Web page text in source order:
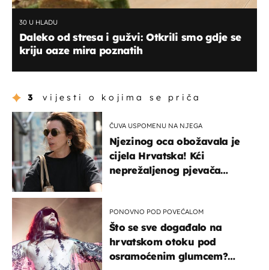
30 U HLADU
Daleko od stresa i gužvi: Otkrili smo gdje se
kriju oaze mira poznatih
3 vijesti o kojima se priča
ČUVA USPOMENU NA NJEGA
Njezinog oca obožavala je
cijela Hrvatska! Kći
neprežaljenog pjevača
PONOVNO POD POVEĆALOM
Što se sve događalo na
hrvatskom otoku pod
osramoćenim glumcem?